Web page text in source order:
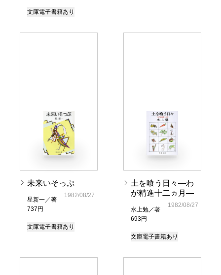
文庫電子書籍あり
未来いそっぷ
星新一／著
737円
1982/08/27
文庫電子書籍あり
土を喰う日々―わ
が精進十二ヵ月―
水上勉／著
693円
1982/08/27
文庫電子書籍あり